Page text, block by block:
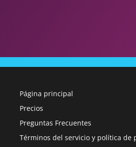
Página principal
Precios
Preguntas Frecuentes
Términos del servicio y política de